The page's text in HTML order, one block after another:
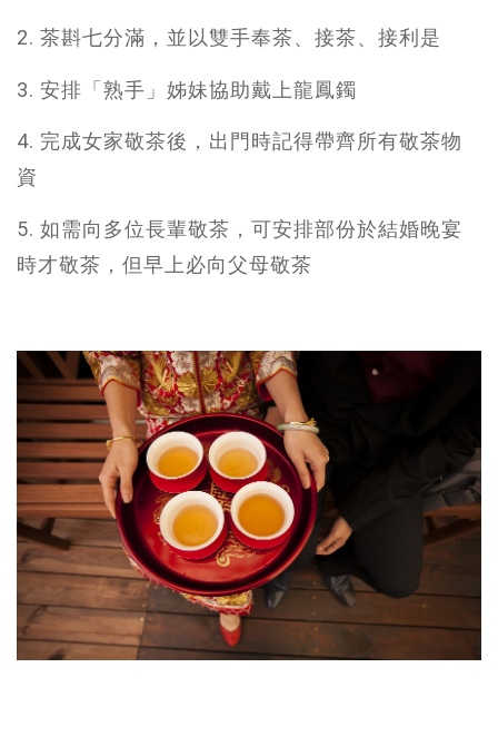
2. 茶斟七分滿，並以雙手奉茶、接茶、接利是
3. 安排「熟手」姊妹協助戴上龍鳳鐲
4. 完成女家敬茶後，出門時記得帶齊所有敬茶物
資
5. 如需向多位長輩敬茶，可安排部份於結婚晚宴
時才敬茶，但早上必向父母敬茶